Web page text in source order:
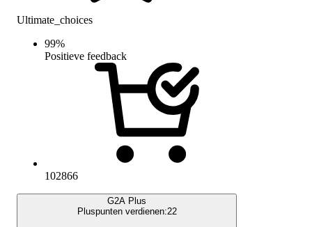
Ultimate_choices
99%
Positieve feedback
102866
G2A Plus
Pluspunten verdienen:22